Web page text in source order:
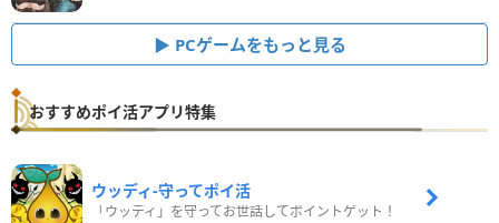
PCゲームをもっと見る
おすすめポイ活アプリ特集
ウッディ‐守ってポイ活
「ウッディ」を守ってお世話してポイントゲット！